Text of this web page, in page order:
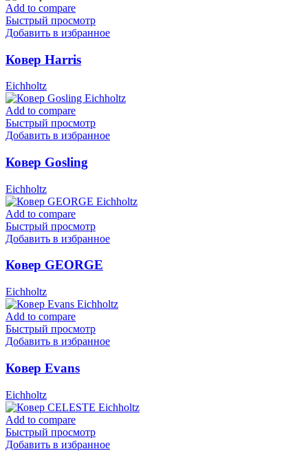
Add to compare
Быстрый просмотр
Добавить в избранное
Ковер Harris
Eichholtz
Add to compare
Быстрый просмотр
Добавить в избранное
Ковер Gosling
Eichholtz
Add to compare
Быстрый просмотр
Добавить в избранное
Ковер GEORGE
Eichholtz
Add to compare
Быстрый просмотр
Добавить в избранное
Ковер Evans
Eichholtz
Add to compare
Быстрый просмотр
Добавить в избранное